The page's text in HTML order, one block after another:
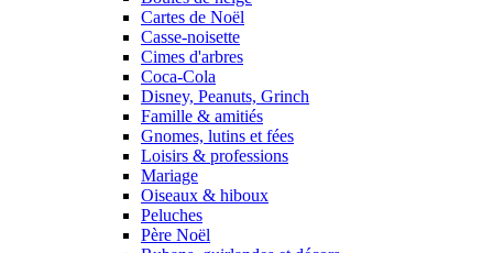
Cartes de Noël
Casse-noisette
Cimes d'arbres
Coca-Cola
Disney, Peanuts, Grinch
Famille & amitiés
Gnomes, lutins et fées
Loisirs & professions
Mariage
Oiseaux & hiboux
Peluches
Père Noël